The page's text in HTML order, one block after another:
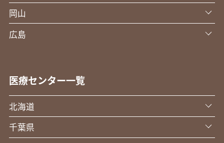
岡山
広島
医療センター一覧
北海道
千葉県